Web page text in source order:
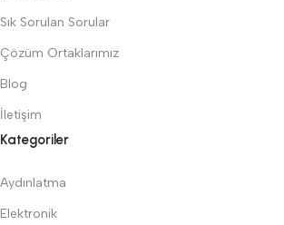
Sık Sorulan Sorular
Çözüm Ortaklarımız
Blog
İletişim
Kategoriler
Aydınlatma
Elektronik